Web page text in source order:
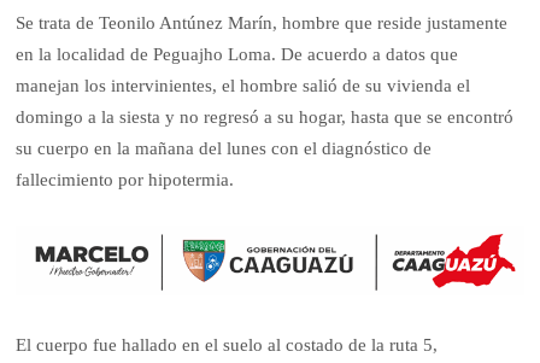
Se trata de Teonilo Antúnez Marín, hombre que reside justamente
en la localidad de Peguajho Loma. De acuerdo a datos que
manejan los intervinientes, el hombre salió de su vivienda el
domingo a la siesta y no regresó a su hogar, hasta que se encontró
su cuerpo en la mañana del lunes con el diagnóstico de
fallecimiento por hipotermia.
El cuerpo fue hallado en el suelo al costado de la ruta 5,